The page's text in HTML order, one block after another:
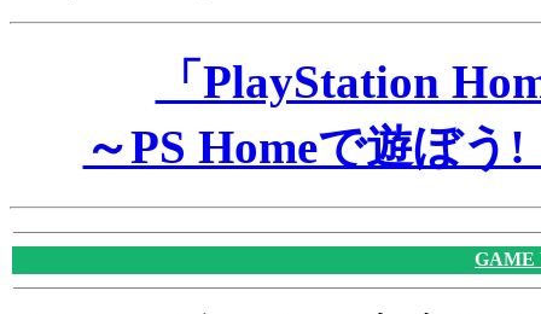
「PlayStation
～PS Homeで遊ぼ
GAME